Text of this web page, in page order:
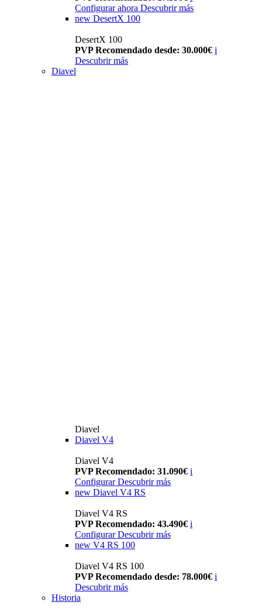
Configurar ahora Descubrir más
new DesertX 100
DesertX 100
PVP Recomendado desde: 30.000€ i
Descubrir más
Diavel
Diavel
Diavel V4
Diavel V4
PVP Recomendado: 31.090€ i
Configurar Descubrir más
new Diavel V4 RS
Diavel V4 RS
PVP Recomendado: 43.490€ i
Configurar Descubrir más
new V4 RS 100
Diavel V4 RS 100
PVP Recomendado desde: 78.000€ i
Descubrir más
Historia